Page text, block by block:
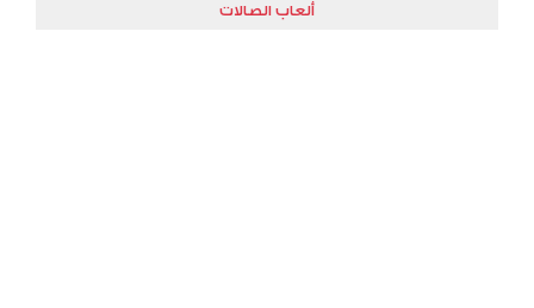
ألعاب الصالات